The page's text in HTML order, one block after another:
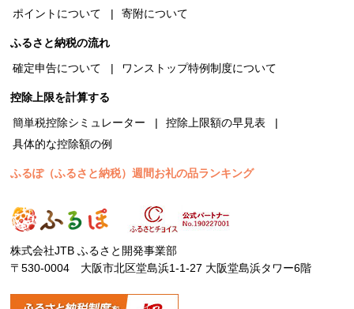
ポイントについて
寄附について
ふるさと納税の流れ
確定申告について
ワンストップ特例制度について
控除上限を計算する
簡単税控除シミュレーター
控除上限額の早見表
具体的な控除額の例
ふるぽ（ふるさと納税）週間お礼の品ランキング
株式会社JTB ふるさと開発事業部
〒530-0004 大阪市北区堂島浜1-1-27 大阪堂島浜タワー6階